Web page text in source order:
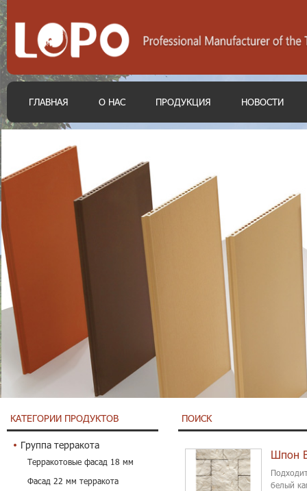
ГЛАВНАЯ О НАС ПРОДУКЦИЯ НОВОСТИ
КАТЕГОРИИ ПРОДУКТОВ
Группа терракота
Терракотовые фасад 18 мм
Фасад 22 мм терракота
ПОИСК
Шпон
белый